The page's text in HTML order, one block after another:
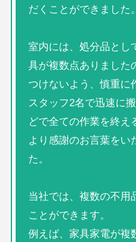
だくことができました。
室内には、処分品とし
具が複数点ありました
つけないよう、慎重に
スタッフ2名で迅速に
どで全ての作業を終え
より感謝のお言葉をい
た。
当社では、複数の不用
ことができます。
例えば、家具家電が複